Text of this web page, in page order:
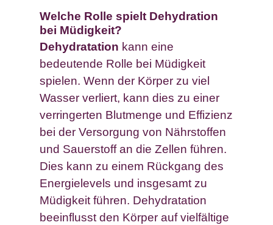
Welche Rolle spielt Dehydration
bei Müdigkeit?
Dehydratation kann eine
bedeutende Rolle bei Müdigkeit
spielen. Wenn der Körper zu viel
Wasser verliert, kann dies zu einer
verringerten Blutmenge und Effizienz
bei der Versorgung von Nährstoffen
und Sauerstoff an die Zellen führen.
Dies kann zu einem Rückgang des
Energielevels und insgesamt zu
Müdigkeit führen. Dehydratation
beeinflusst den Körper auf vielfältige